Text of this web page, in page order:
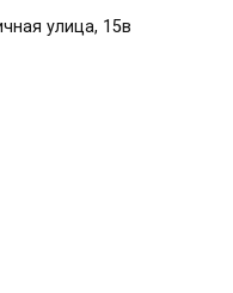
улица, 15в